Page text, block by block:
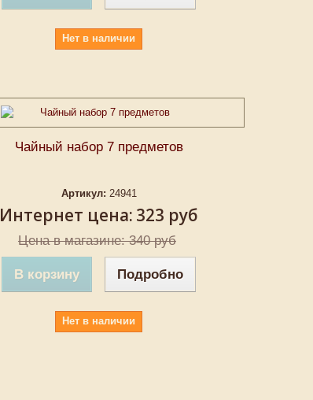
Нет в наличии
Чайный набор 7 предметов
Артикул: 24941
Интернет цена: 323 руб
Цена в магазине: 340 руб
В корзину Подробно
Нет в наличии